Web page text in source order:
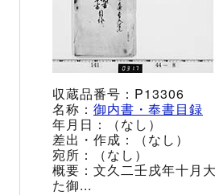
P13306
御内書・奉書目録
（なし）
（なし）
（なし）
文久二壬戌年十月
た御...